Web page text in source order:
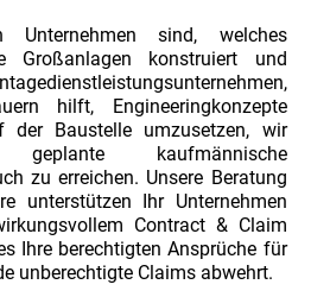
sind, welches
Großanlagen konstruiert und
hilft, Engineeringkonzepte
der Baustelle umzusetzen, wir
kaufmännische
zu erreichen. Unsere Beratung
unterstützen Ihr Unternehmen
Contract & Claim
Ihre berechtigten Ansprüche für
unberechtigte Claims abwehrt.